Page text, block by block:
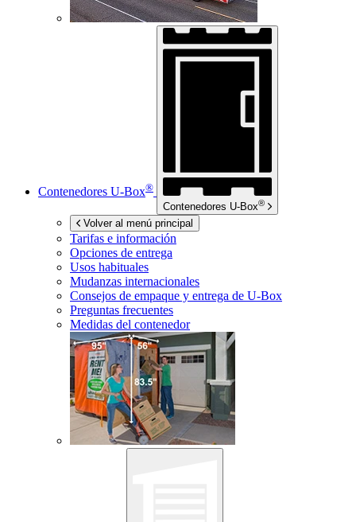
Contenedores U-Box®
Contenedores U-Box®
Volver al menú principal
Tarifas e información
Opciones de entrega
Usos habituales
Mudanzas internacionales
Consejos de empaque y entrega de U-Box
Preguntas frecuentes
Medidas del contenedor